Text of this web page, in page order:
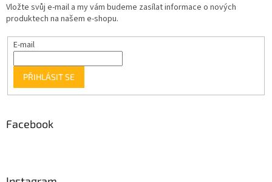
Vložte svůj e-mail a my vám budeme zasílat informace o nových
produktech na našem e-shopu.
E-mail
PŘIHLÁSIT SE
Facebook